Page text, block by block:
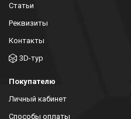
Статьи
Реквизиты
Контакты
3D-тур
Покупателю
Личный кабинет
Способы оплаты